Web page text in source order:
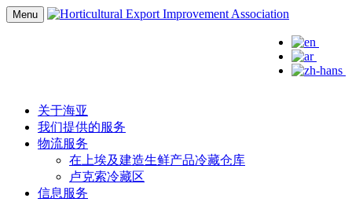
Menu
关于海亚
我们提供的服务
物流服务
在上埃及建造生鲜产品冷藏仓库
卢克索冷藏区
信息服务